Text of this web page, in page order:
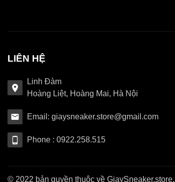
LIÊN HỆ
Linh Đàm
Hoàng Liệt, Hoàng Mai, Hà Nội
Email: giaysneaker.store@gmail.com
Phone : 0922.258.515
© 2022 bản quyền thuộc về GiaySneaker.store.